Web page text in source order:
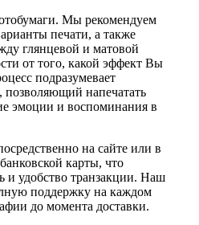
Мы рекомендуем
печати, а также
глянцевой и матовой
от того, какой эффект Вы
подразумевает
напечатать
эмоции и воспоминания в
на сайте или в
карты, что
и удобство транзакции. Наш
поддержку на каждом
до момента доставки.